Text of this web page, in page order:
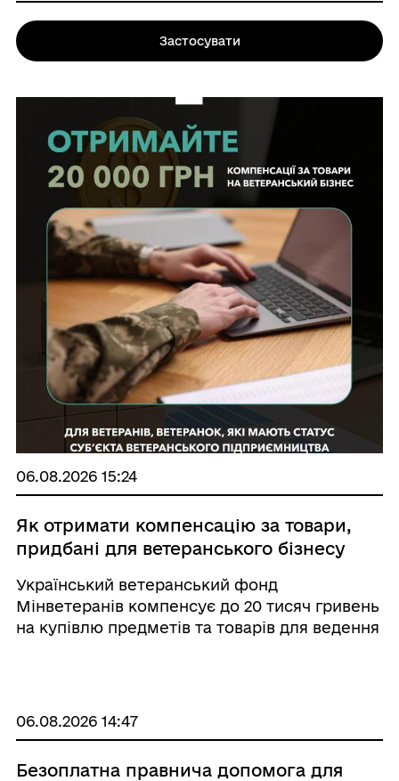
06.08.2026 15:24
Як отримати компенсацію за товари,
придбані для ветеранського бізнесу
Український ветеранський фонд
Мінветеранів компенсує до 20 тисяч гривень
на купівлю предметів та товарів для ведення
законодавством порядку як фіз ...
06.08.2026 14:47
Безоплатна правнича допомога для
Застосувати